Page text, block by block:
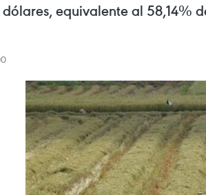
equivalente al 58,14%